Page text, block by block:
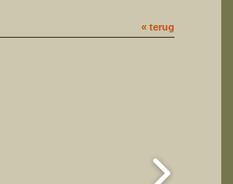
« terug